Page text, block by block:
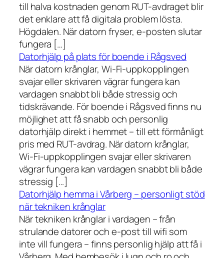
till halva kostnaden genom RUT-avdraget blir
det enklare att få digitala problem lösta.
Högdalen. När datorn fryser, e-posten slutar
fungera […]
Datorhjälp på plats för boende i Rågsved
När datorn krånglar, Wi-Fi-uppkopplingen
svajar eller skrivaren vägrar fungera kan
vardagen snabbt bli både stressig och
tidskrävande. För boende i Rågsved finns nu
möjlighet att få snabb och personlig
datorhjälp direkt i hemmet – till ett förmånligt
pris med RUT-avdrag. När datorn krånglar,
Wi-Fi-uppkopplingen svajar eller skrivaren
vägrar fungera kan vardagen snabbt bli både
stressig […]
Datorhjälp hemma i Vårberg – personligt stöd
när tekniken krånglar
När tekniken krånglar i vardagen – från
strulande datorer och e-post till wifi som
inte vill fungera – finns personlig hjälp att få i